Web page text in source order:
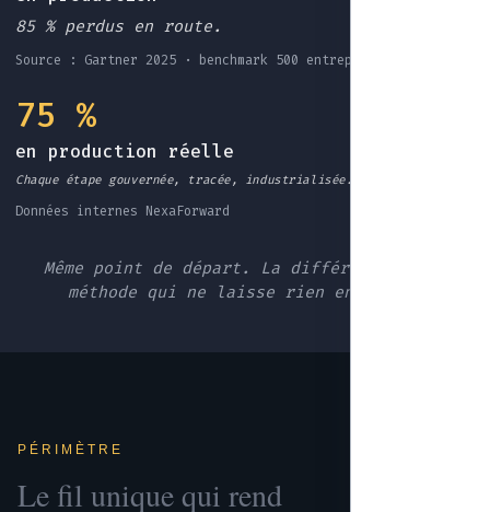
85 % perdus en route.
Source : Gartner 2025 · benchmark 500 entreprises EU
75 %
en production réelle
Chaque étape gouvernée, tracée, industrialisée.
Données internes NexaForward
Même point de départ. La différence : une
méthode qui ne laisse rien en route.
PÉRIMÈTRE
Le fil unique qui rend